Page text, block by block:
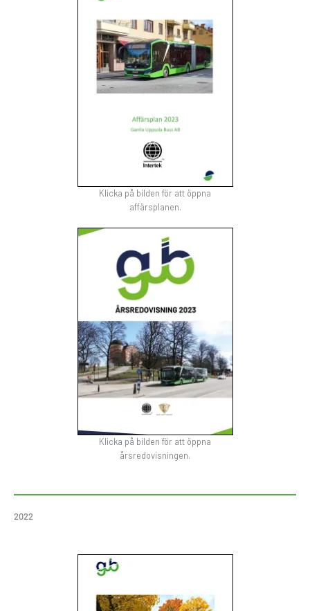
Klicka på bilden för att öppna
affärsplanen.
Klicka på bilden för att öppna
årsredovisningen.
2022